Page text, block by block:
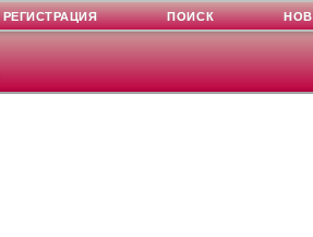
РЕГИСТРАЦИЯ ПОИСК